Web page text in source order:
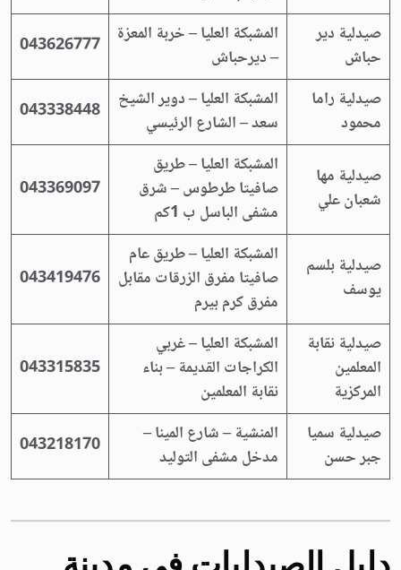
صيدلية دير
حباش
المشبكة العليا – خربة المعزة
– ديرحباش
043626777
صيدلية راما
محمود
المشبكة العليا – دوير الشيخ
سعد – الشارع الرئيسي
043338448
صيدلية مها
شعبان علي
المشبكة العليا – طريق
صافيتا طرطوس – شرق
مشفى الباسل ب 1كم
043369097
صيدلية بلسم
يوسف
المشبكة العليا – طريق عام
صافيتا مفرق الزرقات مقابل
مفرق كرم بيرم
043419476
صيدلية نقابة
المعلمين
المركزية
المشبكة العليا – غربي
الكراجات القديمة – بناء
نقابة المعلمين
043315835
صيدلية سميا
جبر حسن
المنشية – شارع المينا –
مدخل مشفى التوليد
043218170